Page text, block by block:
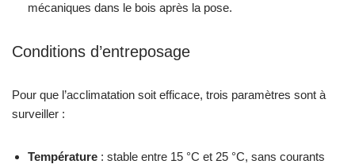
mécaniques dans le bois après la pose.
Conditions d’entreposage
Pour que l’acclimatation soit efficace, trois paramètres sont à
surveiller :
Température : stable entre 15 °C et 25 °C, sans courants